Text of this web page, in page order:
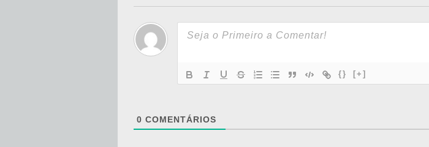
{} [+]
0 COMENTÁRIOS